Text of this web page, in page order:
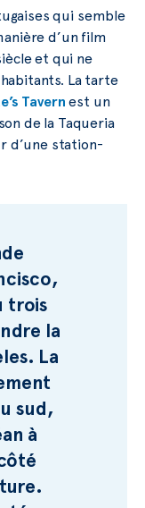
qui semble
d’un film
et qui ne
La tarte
Tavern est un
de la Taqueria
d’une station-
trois
la
La
sud,
à